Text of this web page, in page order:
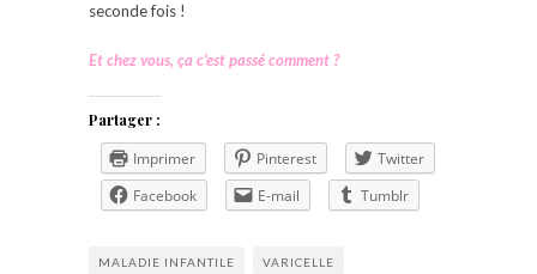
seconde fois !
Et chez vous, ça c’est passé comment ?
Partager :
Imprimer Pinterest
Twitter
Facebook
E-mail Tumblr
MALADIE INFANTILE VARICELLE